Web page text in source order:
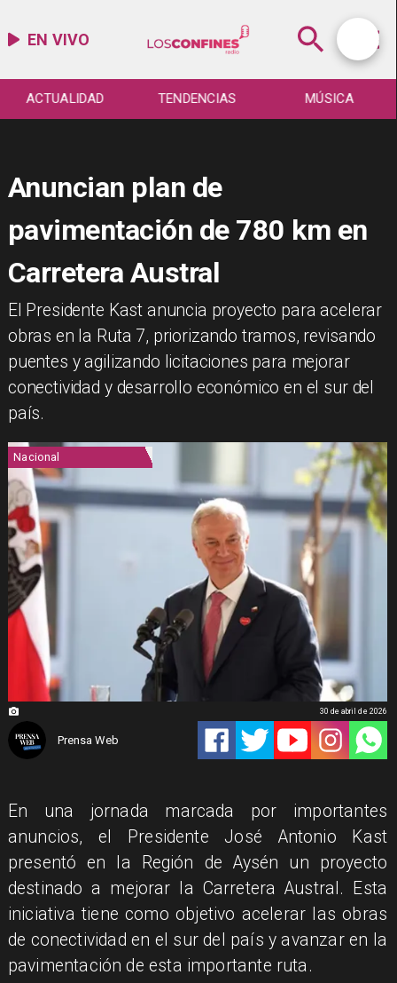
EN VIVO
ACTUALIDAD TENDENCIAS MÚSICA
Anuncian plan de
pavimentación de 780 km en
Carretera Austral
El Presidente Kast anuncia proyecto para acelerar
obras en la Ruta 7, priorizando tramos, revisando
puentes y agilizando licitaciones para mejorar
conectividad y desarrollo económico en el sur del
país.
Nacional
Prensa Web
30 de abril de 2026
En una jornada marcada por importantes
anuncios, el Presidente José Antonio Kast
presentó en la Región de Aysén un proyecto
destinado a mejorar la Carretera Austral. Esta
iniciativa tiene como objetivo acelerar las obras
de conectividad en el sur del país y avanzar en la
pavimentación de esta importante ruta.